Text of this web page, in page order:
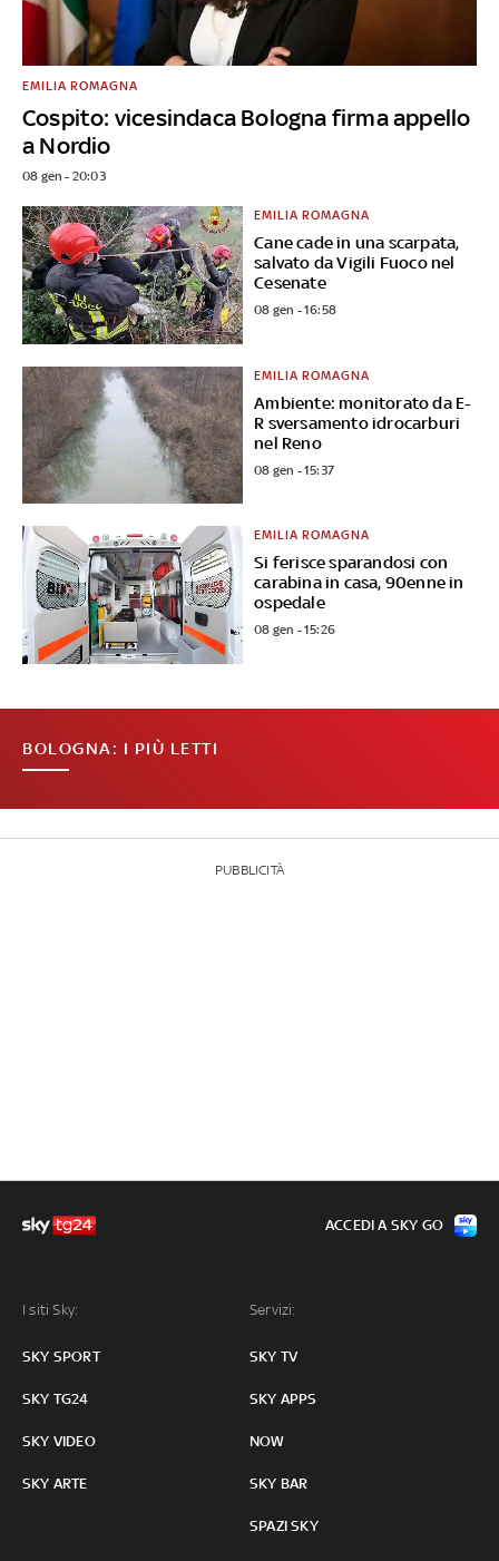
Cospito: vicesindaca Bologna firma appello
a Nordio
EMILIA ROMAGNA
08 gen - 20:03
Cane cade in una scarpata,
salvato da Vigili Fuoco nel
Cesenate
EMILIA ROMAGNA
08 gen - 16:58
Ambiente: monitorato da E-
R sversamento idrocarburi
nel Reno
EMILIA ROMAGNA
08 gen - 15:37
Si ferisce sparandosi con
carabina in casa, 90enne in
ospedale
EMILIA ROMAGNA
08 gen - 15:26
BOLOGNA: I PIÙ LETTI
PUBBLICITÀ
I siti Sky:
SKY SPORT
SKY TG24
SKY VIDEO
SKY ARTE
Servizi:
SKY TV
SKY APPS
NOW
SKY BAR
SPAZI SKY
ACCEDI A SKY GO